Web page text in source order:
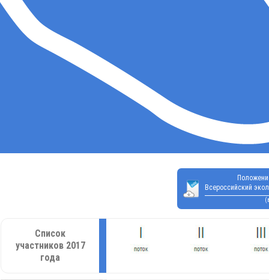
Всероссийский
Список
участников 2017
года